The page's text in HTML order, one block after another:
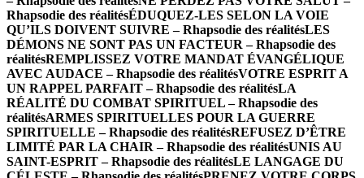
Rhapsodie des réalitésÉDUQUEZ-LES SELON LA VOIE
QU’ILS DOIVENT SUIVRE – Rhapsodie des réalitésLES
DÉMONS NE SONT PAS UN FACTEUR – Rhapsodie des
réalitésREMPLISSEZ VOTRE MANDAT ÉVANGÉLIQUE
AVEC AUDACE – Rhapsodie des réalitésVOTRE ESPRIT A
UN RAPPEL PARFAIT – Rhapsodie des réalitésLA
RÉALITÉ DU COMBAT SPIRITUEL – Rhapsodie des
réalitésARMES SPIRITUELLES POUR LA GUERRE
SPIRITUELLE – Rhapsodie des réalitésREFUSEZ D’ÊTRE
LIMITÉ PAR LA CHAIR – Rhapsodie des réalitésUNIS AU
SAINT-ESPRIT – Rhapsodie des réalitésLE LANGAGE DU